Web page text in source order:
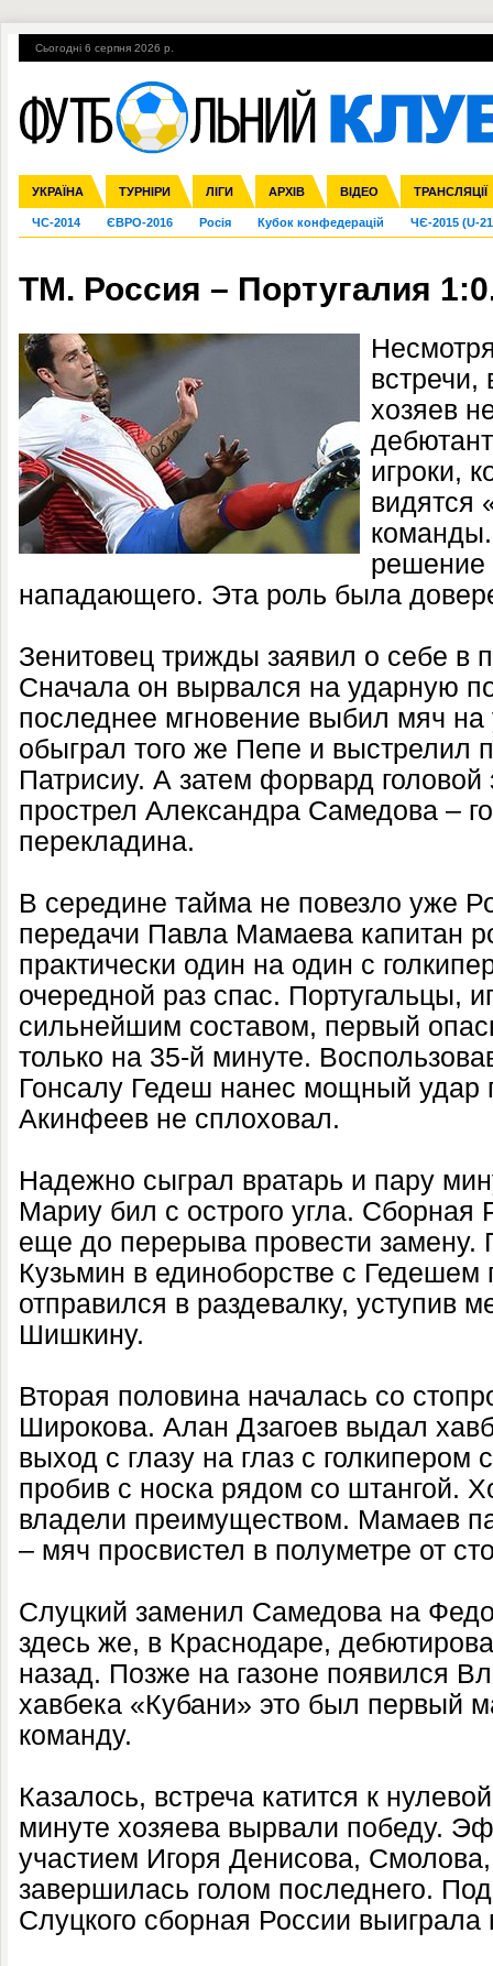
Сьогодні 6 серпня 2026 р.
УКРАЇНА ТУРНІРИ ЛІГИ АРХІВ ВІДЕО ТРАНСЛЯЦІЇ
Збірна Прем'єр-ліга Перша ліга Друга ліга Кубок України
Ліга чемпіонів Ліга Європи Міжнародні Ліга націй Ліга
Англія Іспанія Італія Німеччина Франція Інші
ЧС-2014 ЄВРО-2016 Росія Кубок конфедерацій ЧЄ-2015 (U-
Гарячі теми УПЛ, 1-й тур ВІЙНА УПЛ-ПЕРЕХОДИ
ТМ. Россия – Португалия
встречи,
хозяев
игроки,
видятся
решение
нападающего. Эта роль была
Зенитовец трижды заявил о себе в
Сначала он вырвался на ударную
последнее мгновение выбил мяч
обыграл того же Пепе и выстрелил
Патрисиу. А затем форвард
прострел Александра Самедова –
перекладина.
В середине тайма не повезло уже
передачи Павла Мамаева капитан
практически один на один с
очередной раз спас. Португальцы,
сильнейшим составом, первый
только на 35-й минуте.
Гонсалу Гедеш нанес мощный удар
Акинфеев не сплоховал.
Надежно сыграл вратарь и пару
Мариу бил с острого угла.
еще до перерыва провести замену.
Кузьмин в единоборстве с Гедешем
отправился в раздевалку, уступив
Шишкину.
Вторая половина началась со
Широкова. Алан Дзагоев выдал
выход с глазу на глаз с голкипером
пробив с носка рядом со штангой.
владели преимуществом. Мамаев
– мяч просвистел в полуметре от
Слуцкий заменил Самедова на
здесь же, в Краснодаре,
назад. Позже на газоне появился
хавбека «Кубани» это был первый
команду.
Казалось, встреча катится к
минуте хозяева вырвали победу.
участием Игоря Денисова,
завершилась голом последнего.
Слуцкого сборная России выиграла